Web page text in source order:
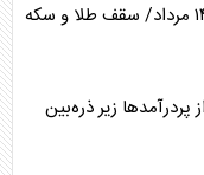
آخرین قیمت طلا و سکه امروز چهارشنبه ۱۴ مرداد/ سقف طلا و سکه
زیر ذره‌بین